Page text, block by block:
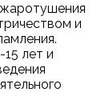
и
лет и